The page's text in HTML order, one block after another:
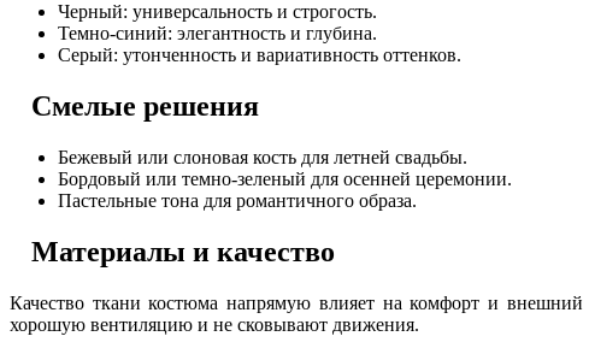
Черный: универсальность и строгость.
Темно-синий: элегантность и глубина.
Серый: утонченность и вариативность оттенков.
Смелые решения
Бежевый или слоновая кость для летней свадьбы.
Бордовый или темно-зеленый для осенней церемонии.
Пастельные тона для романтичного образа.
Материалы и качество
Качество ткани костюма напрямую влияет на комфорт и внешний
хорошую вентиляцию и не сковывают движения.